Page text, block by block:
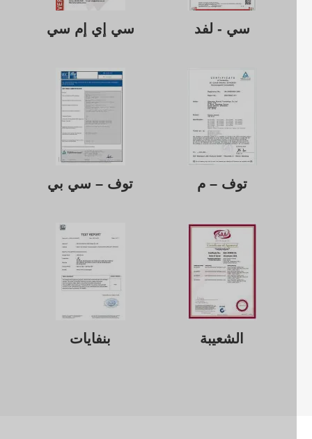
سي - لفد سي إي إم سي
توف – م توف – سي بي
الشعيبة بنفايات